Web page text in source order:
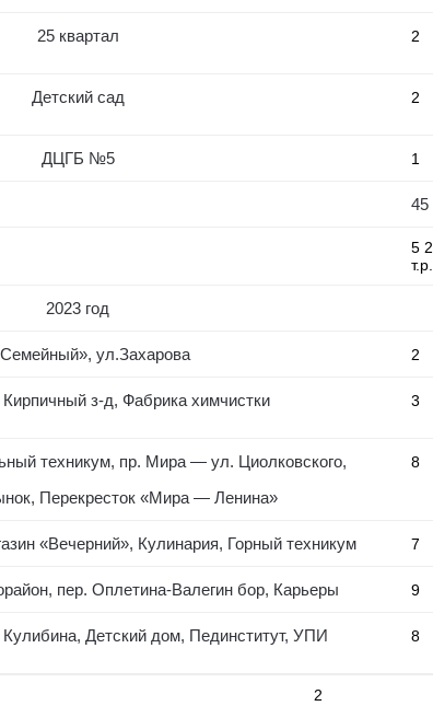
25 квартал 2
Детский сад 2
ДЦГБ №5 1
45
5
т.р.
2023 год
ул.Захарова 2
з-д, Фабрика химчистки 3
техникум, пр. Мира — ул. Циолковского,
Перекресток «Мира — Ленина»
8
«Вечерний», Кулинария, Горный техникум 7
пер. Оплетина-Валегин бор, Карьеры 9
Детский дом, Пединститут, УПИ 8
2